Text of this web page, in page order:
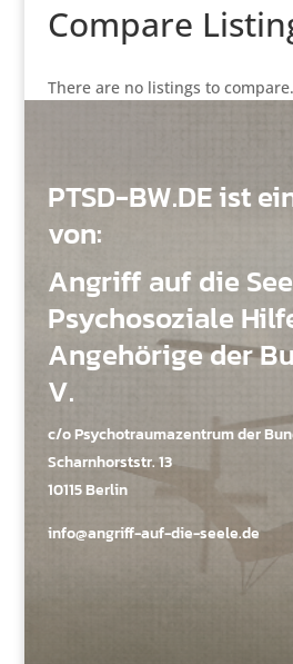
Compare
There are no listings to compare.
PTSD-BW.DE ist
von:
Angriff auf die
Psychosoziale
Angehörige der
V.
c/o Psychotraumazentrum der
Scharnhorststr. 13
10115 Berlin
info@angriff-auf-die-seele.de